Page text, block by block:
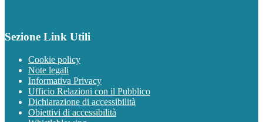
Sezione Link Utili
Cookie policy
Note legali
Informativa Privacy
Ufficio Relazioni con il Pubblico
Dichiarazione di accessibilità
Obiettivi di accessibilità